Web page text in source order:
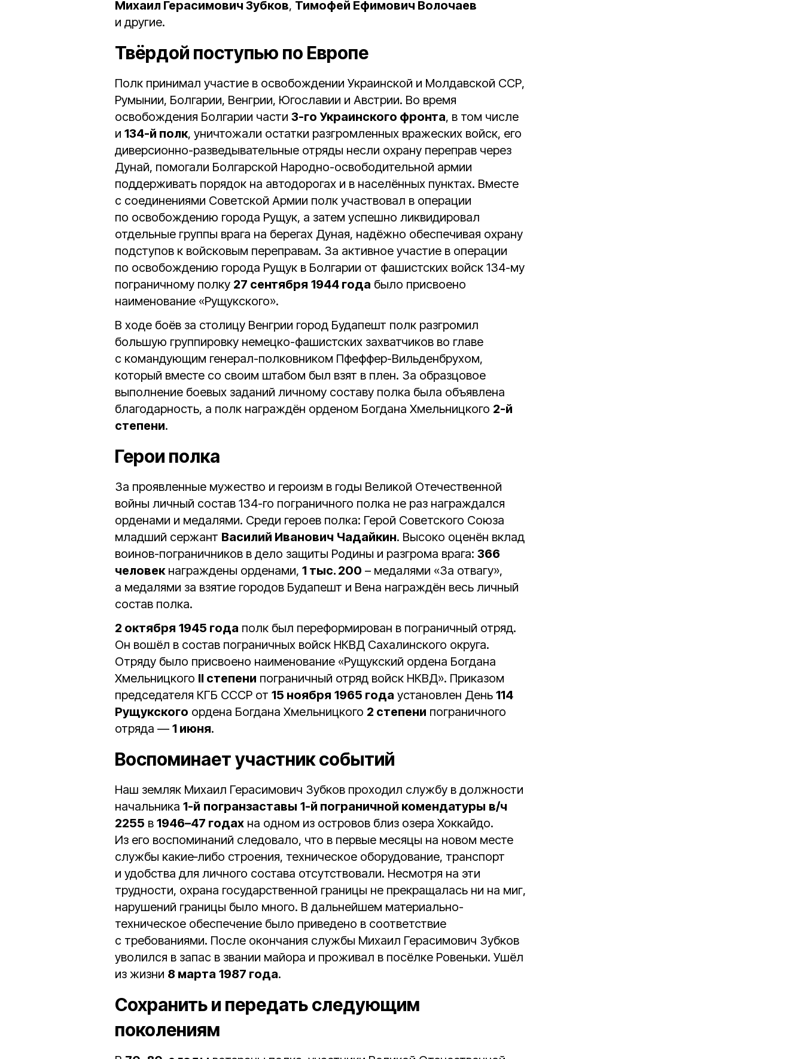
Михаил Герасимович Зубков, Тимофей Ефимович Волочаев
и другие.
Твёрдой поступью по Европе
Полк принимал участие в освобождении Украинской и Молдавской ССР,
Румынии, Болгарии, Венгрии, Югославии и Австрии. Во время
освобождения Болгарии части 3-го Украинского фронта, в том числе
и 134-й полк, уничтожали остатки разгромленных вражеских войск, его
диверсионно-разведывательные отряды несли охрану переправ через
Дунай, помогали Болгарской Народно-освободительной армии
поддерживать порядок на автодорогах и в населённых пунктах. Вместе
с соединениями Советской Армии полк участвовал в операции
по освобождению города Рущук, а затем успешно ликвидировал
отдельные группы врага на берегах Дуная, надёжно обеспечивая охрану
подступов к войсковым переправам. За активное участие в операции
по освобождению города Рущук в Болгарии от фашистских войск 134-му
пограничному полку 27 сентября 1944 года было присвоено
наименование «Рущукского».
В ходе боёв за столицу Венгрии город Будапешт полк разгромил
большую группировку немецко-фашистских захватчиков во главе
с командующим генерал-полковником Пфеффер-Вильденбрухом,
который вместе со своим штабом был взят в плен. За образцовое
выполнение боевых заданий личному составу полка была объявлена
благодарность, а полк награждён орденом Богдана Хмельницкого 2-й
степени.
Герои полка
За проявленные мужество и героизм в годы Великой Отечественной
войны личный состав 134-го пограничного полка не раз награждался
орденами и медалями. Среди героев полка: Герой Советского Союза
младший сержант Василий Иванович Чадайкин. Высоко оценён вклад
воинов-пограничников в дело защиты Родины и разгрома врага: 366
человекнаграждены орденами, 1 тыс. 200 – медалями «За отвагу»,
а медалями за взятие городов Будапешт и Вена награждён весь личный
состав полка.
2 октября 1945 года полк был переформирован в пограничный отряд.
Он вошёл в состав пограничных войск НКВД Сахалинского округа.
Отряду было присвоено наименование «Рущукский ордена Богдана
Хмельницкого II степени пограничный отряд войск НКВД». Приказом
председателя КГБ СССР от 15 ноября 1965 года установлен День 114
Рущукского ордена Богдана Хмельницкого 2 степени пограничного
отряда — 1 июня.
Воспоминает участник событий
Наш земляк Михаил Герасимович Зубков проходил службу в должности
начальника 1-й погранзаставы 1-й пограничной комендатуры в/ч
2255 в 1946–47 годах на одном из островов близ озера Хоккайдо.
Из его воспоминаний следовало, что в первые месяцы на новом месте
службы какие‑либо строения, техническое оборудование, транспорт
и удобства для личного состава отсутствовали. Несмотря на эти
трудности, охрана государственной границы не прекращалась ни на миг,
нарушений границы было много. В дальнейшем материально-
техническое обеспечение было приведено в соответствие
с требованиями. После окончания службы Михаил Герасимович Зубков
уволился в запас в звании майора и проживал в посёлке Ровеньки. Ушёл
из жизни 8 марта 1987 года.
Сохранить и передать следующим
поколениям